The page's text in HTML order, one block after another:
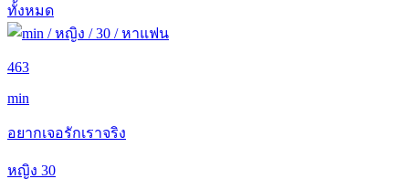
ทั้งหมด
463
min
อยากเจอรักเราจริง
หญิง 30